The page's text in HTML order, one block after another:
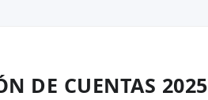
DE CUENTAS 2025